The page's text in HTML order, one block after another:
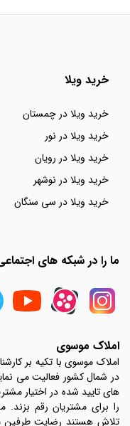
خرید ویلا
خرید ویلا در چمستان
خرید ویلا در نور
خرید ویلا در رویان
خرید ویلا در نوشهر
خرید ویلا در سی سنگان
ما را در شبکه های
املاک موسوی
املاک موسوی با تکیه بر
در شمال کشور فعالیت می
های تایید شده در اختیار
را برای مشتریان رقم بزند.